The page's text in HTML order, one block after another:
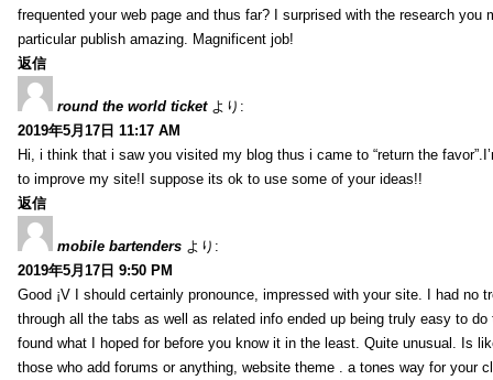
frequented your web page and thus far? I surprised with the research you
particular publish amazing. Magnificent job!
返信
round the world ticket より:
2019年5月17日 11:17 AM
Hi, i think that i saw you visited my blog thus i came to “return the
to improve my site!I suppose its ok to use some of your ideas!!
返信
mobile bartenders より:
2019年5月17日 9:50 PM
Good ¡V I should certainly pronounce, impressed with your site. I had no
through all the tabs as well as related info ended up being truly easy to
found what I hoped for before you know it in the least. Quite unusual. Is
those who add forums or anything, website theme . a tones way for your